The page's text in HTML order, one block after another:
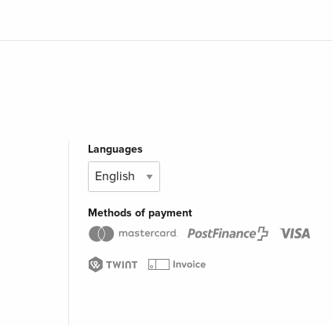
Languages
Methods of payment